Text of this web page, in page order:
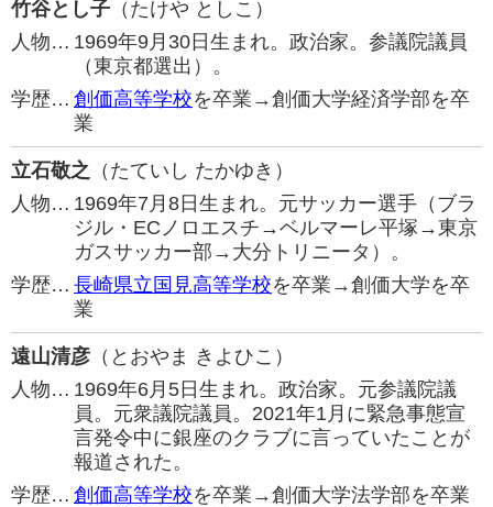
竹谷とし子 （たけや としこ）
人物… 1969年9月30日生まれ。政治家。参議院議員
（東京都選出）。
学歴… 創価高等学校を卒業→創価大学経済学部を卒
業
立石敬之 （たていし たかゆき）
人物… 1969年7月8日生まれ。元サッカー選手（ブラ
ジル・ECノロエスチ→ベルマーレ平塚→東京
ガスサッカー部→大分トリニータ）。
学歴… 長崎県立国見高等学校を卒業→創価大学を卒
業
遠山清彦 （とおやま きよひこ）
人物… 1969年6月5日生まれ。政治家。元参議院議
員。元衆議院議員。2021年1月に緊急事態宣
言発令中に銀座のクラブに言っていたことが
報道された。
学歴… 創価高等学校を卒業→創価大学法学部を卒業